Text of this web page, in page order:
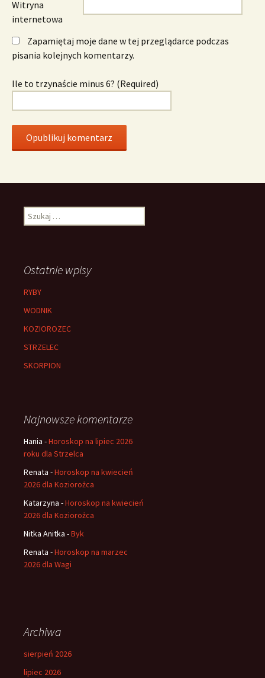
Witryna
internetowa
Zapamiętaj moje dane w tej przeglądarce podczas
pisania kolejnych komentarzy.
Ile to trzynaście minus 6? (Required)
Szukaj:
Ostatnie wpisy
RYBY
WODNIK
KOZIOROZEC
STRZELEC
SKORPION
Najnowsze komentarze
Hania -Horoskop na lipiec 2026
roku dla Strzelca
Renata -Horoskop na kwiecień
2026 dla Koziorożca
Katarzyna -Horoskop na kwiecień
2026 dla Koziorożca
Nitka Anitka -Byk
Renata -Horoskop na marzec
2026 dla Wagi
Archiwa
sierpień 2026
lipiec 2026